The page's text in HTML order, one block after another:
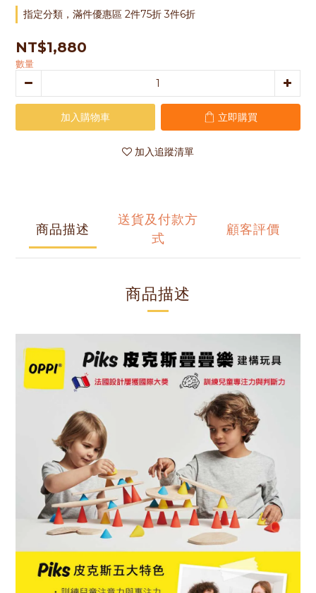
指定分類，滿件優惠區 2件75折 3件6折
NT$1,880
數量
加入購物車 立即購買
加入追蹤清單
商品描述
送貨及付款方
式
顧客評價
商品描述